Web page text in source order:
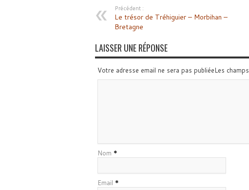
Précédent :
Le trésor de Tréhiguier – Morbihan –
Bretagne
LAISSER UNE RÉPONSE
Votre adresse email ne sera pas publiéeLes
Nom *
Email *